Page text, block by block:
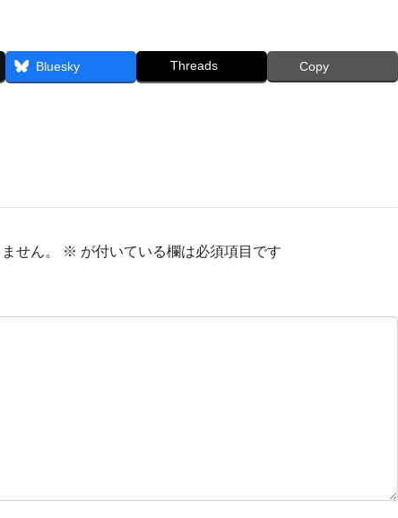
Bluesky Threads Copy
せん。 ※ が付いている欄は必須項目です